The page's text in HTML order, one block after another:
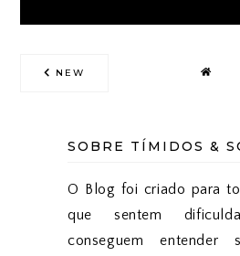
NEW
SOBRE TÍMIDOS &
O Blog foi criado para
que sentem
conseguem